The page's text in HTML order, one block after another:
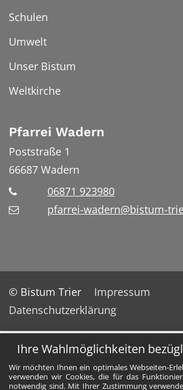
Ihre Wahlmöglichkeiten
Wir möchten Ihnen ein optimales Webseiten-
verwenden wir Cookies, die für das
notwendig sind. Mit Ihrer Zustimmung
Schulen
Umwelt
Unser Bistum
Weltkirche
Pfarrei Wadern
Poststraße 1
66687 Wadern
06871 923980
pfarrei-wadern@bistum-
© Bistum Trier
Impressum
Datenschutzerklärung